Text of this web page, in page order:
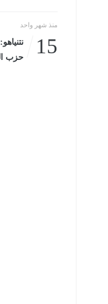
منذ شهر واحد
15
حزب